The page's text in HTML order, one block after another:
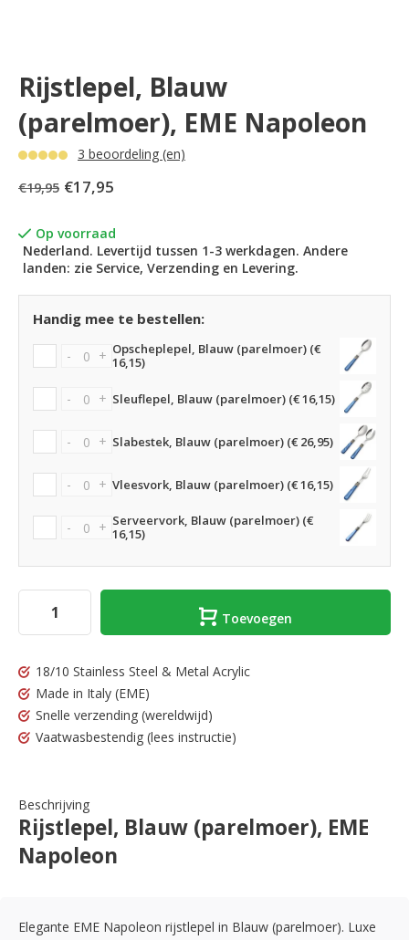
Rijstlepel, Blauw
(parelmoer), EME Napoleon
3 beoordeling (en)
€19,95 €17,95
Op voorraad
Nederland. Levertijd tussen 1-3 werkdagen. Andere
landen: zie Service, Verzending en Levering.
Handig mee te bestellen:
- + Opscheplepel, Blauw (parelmoer) (€
16,15)
- + Sleuflepel, Blauw (parelmoer) (€ 16,15)
- + Slabestek, Blauw (parelmoer) (€ 26,95)
- + Vleesvork, Blauw (parelmoer) (€ 16,15)
- + Serveervork, Blauw (parelmoer) (€
16,15)
Toevoegen
18/10 Stainless Steel & Metal Acrylic
Made in Italy (EME)
Snelle verzending (wereldwijd)
Vaatwasbestendig (lees instructie)
Beschrijving
Rijstlepel, Blauw (parelmoer), EME
Napoleon
Elegante EME Napoleon rijstlepel in Blauw (parelmoer). Luxe